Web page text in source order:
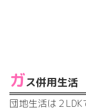
ガス併用生活
団地生活は２LDK